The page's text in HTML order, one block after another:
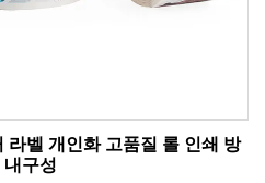
라벨 개인화 고품질 롤 인쇄 방
내구성